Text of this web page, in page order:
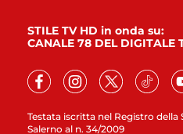
Testata iscritta nel Registro della
Salerno al n. 34/2009
STILE TV HD in onda su:
CANALE 78 DEL DIGITALE